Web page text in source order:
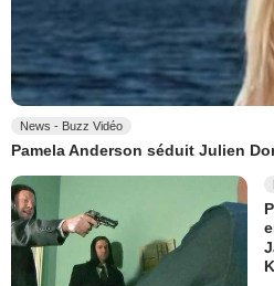
News - Buzz Vidéo
Pamela Anderson séduit Julien